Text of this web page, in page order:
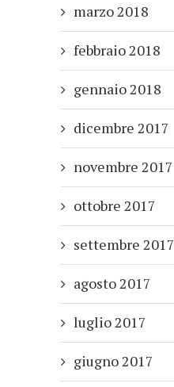
marzo 2018
febbraio 2018
gennaio 2018
dicembre 2017
novembre 2017
ottobre 2017
settembre 2017
agosto 2017
luglio 2017
giugno 2017